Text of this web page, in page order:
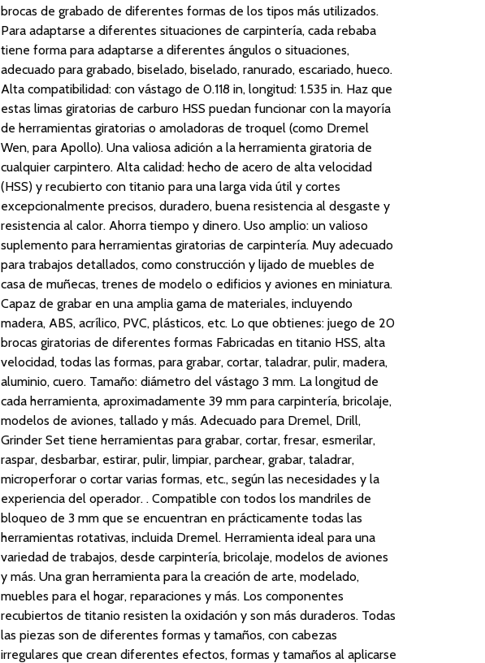
brocas de grabado de diferentes formas de los tipos más utilizados.
Para adaptarse a diferentes situaciones de carpintería, cada rebaba
tiene forma para adaptarse a diferentes ángulos o situaciones,
adecuado para grabado, biselado, biselado, ranurado, escariado, hueco.
Alta compatibilidad: con vástago de 0.118 in, longitud: 1.535 in. Haz que
estas limas giratorias de carburo HSS puedan funcionar con la mayoría
de herramientas giratorias o amoladoras de troquel (como Dremel
Wen, para Apollo). Una valiosa adición a la herramienta giratoria de
cualquier carpintero. Alta calidad: hecho de acero de alta velocidad
(HSS) y recubierto con titanio para una larga vida útil y cortes
excepcionalmente precisos, duradero, buena resistencia al desgaste y
resistencia al calor. Ahorra tiempo y dinero. Uso amplio: un valioso
suplemento para herramientas giratorias de carpintería. Muy adecuado
para trabajos detallados, como construcción y lijado de muebles de
casa de muñecas, trenes de modelo o edificios y aviones en miniatura.
Capaz de grabar en una amplia gama de materiales, incluyendo
madera, ABS, acrílico, PVC, plásticos, etc. Lo que obtienes: juego de 20
brocas giratorias de diferentes formas Fabricadas en titanio HSS, alta
velocidad, todas las formas, para grabar, cortar, taladrar, pulir, madera,
aluminio, cuero. Tamaño: diámetro del vástago 3 mm. La longitud de
cada herramienta, aproximadamente 39 mm para carpintería, bricolaje,
modelos de aviones, tallado y más. Adecuado para Dremel, Drill,
Grinder Set tiene herramientas para grabar, cortar, fresar, esmerilar,
raspar, desbarbar, estirar, pulir, limpiar, parchear, grabar, taladrar,
microperforar o cortar varias formas, etc., según las necesidades y la
experiencia del operador. . Compatible con todos los mandriles de
bloqueo de 3 mm que se encuentran en prácticamente todas las
herramientas rotativas, incluida Dremel. Herramienta ideal para una
variedad de trabajos, desde carpintería, bricolaje, modelos de aviones
y más. Una gran herramienta para la creación de arte, modelado,
muebles para el hogar, reparaciones y más. Los componentes
recubiertos de titanio resisten la oxidación y son más duraderos. Todas
las piezas son de diferentes formas y tamaños, con cabezas
irregulares que crean diferentes efectos, formas y tamaños al aplicarse